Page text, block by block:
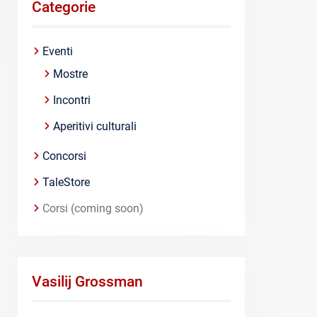
Categorie
Eventi
Mostre
Incontri
Aperitivi culturali
Concorsi
TaleStore
Corsi (coming soon)
Vasilij Grossman